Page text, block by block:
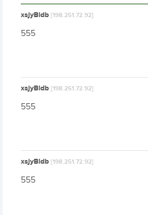
xsjyBldb[198.251.72.92]
555
xsjyBldb[198.251.72.92]
555
xsjyBldb[198.251.72.92]
555